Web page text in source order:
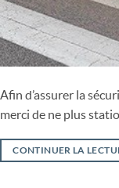
Afin d’assurer la
merci de ne plus
CONTINUER LA